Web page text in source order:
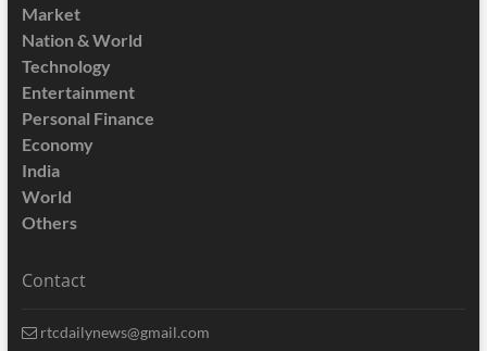
Market
Nation & World
Technology
Entertainment
Personal Finance
Economy
India
World
Others
Contact
rtcdailynews@gmail.com